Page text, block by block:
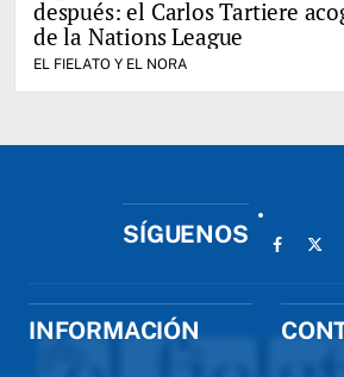
después: el Carlos Tartiere
de la Nations League
EL FIELATO Y EL NORA
SÍGUENOS
INFORMACIÓN